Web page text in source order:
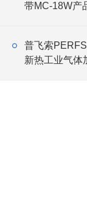
带MC-18W产
普飞索
新热工业气体